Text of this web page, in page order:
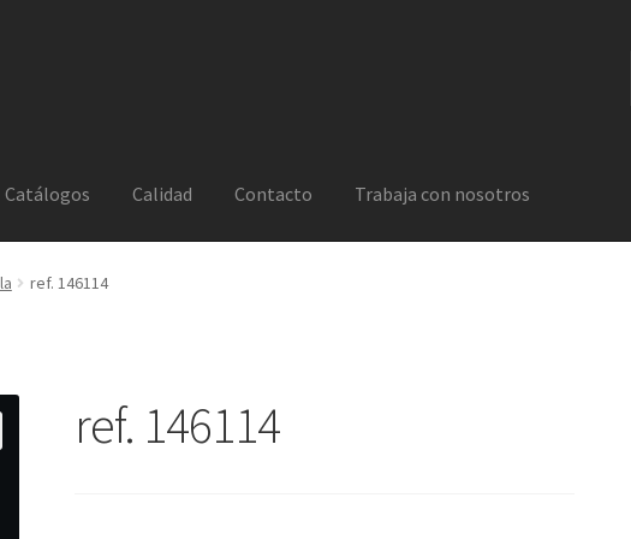
Catálogos Calidad Contacto Trabaja con nosotros
ref. 146114
ref. 146114